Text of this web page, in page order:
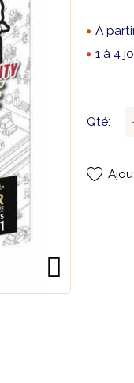
À
1 à 4
Qté: